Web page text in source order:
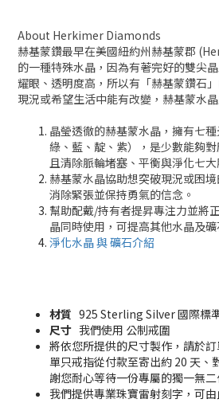
About Herkimer Diamonds
赫基蒙鑽最早在美國紐約州赫基蒙郡
的一種特殊水晶，因為有著完好的雙尖
耀眼、透明度高，所以有「赫基蒙鑽石
現況或希望生活中能有改變，赫基蒙水
晶瑩透徹的赫基蒙水晶，擁有七
綠、藍、靛、紫），是少數能夠
且清除脈輪堵塞、平衡與淨化七大
赫基蒙水晶協助想突破現況或困
消除緊張並保持勇氣的信念。
幫助配戴/持有者提昇專注力並將
晶同時使用，可提高其他水晶及礦
淨化水晶 與礦石介紹
材質 925 Sterling Silver國際標
尺寸 我們使用 公制戒圍
將依您所提供的尺寸製作，請於
單只戒指從付款至寄出約 20 天、
謝您耐心等待一份專屬的獨一無二
我們提供專業珠寶雷射刻字，可